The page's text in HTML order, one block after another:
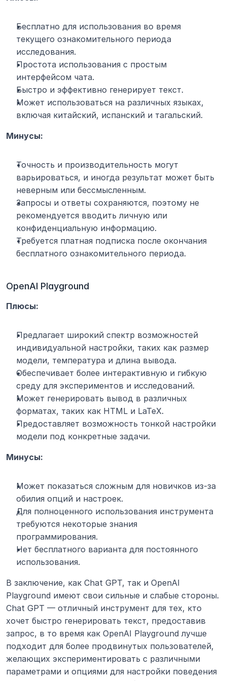
Бесплатно для использования во время
текущего ознакомительного периода
исследования.
Простота использования с простым
интерфейсом чата.
Быстро и эффективно генерирует текст.
Может использоваться на различных языках,
включая китайский, испанский и тагальский.
Минусы:
Точность и производительность могут
варьироваться, и иногда результат может быть
неверным или бессмысленным.
Запросы и ответы сохраняются, поэтому не
рекомендуется вводить личную или
конфиденциальную информацию.
Требуется платная подписка после окончания
бесплатного ознакомительного периода.
OpenAI Playground
Плюсы:
Предлагает широкий спектр возможностей
индивидуальной настройки, таких как размер
модели, температура и длина вывода.
Обеспечивает более интерактивную и гибкую
среду для экспериментов и исследований.
Может генерировать вывод в различных
форматах, таких как HTML и LaTeX.
Предоставляет возможность тонкой настройки
модели под конкретные задачи.
Минусы:
Может показаться сложным для новичков из-за
обилия опций и настроек.
Для полноценного использования инструмента
требуются некоторые знания
программирования.
Нет бесплатного варианта для постоянного
использования.
В заключение, как Chat GPT, так и OpenAI
Playground имеют свои сильные и слабые стороны.
Chat GPT — отличный инструмент для тех, кто
хочет быстро генерировать текст, предоставив
запрос, в то время как OpenAI Playground лучше
подходит для более продвинутых пользователей,
желающих экспериментировать с различными
параметрами и опциями для настройки поведения